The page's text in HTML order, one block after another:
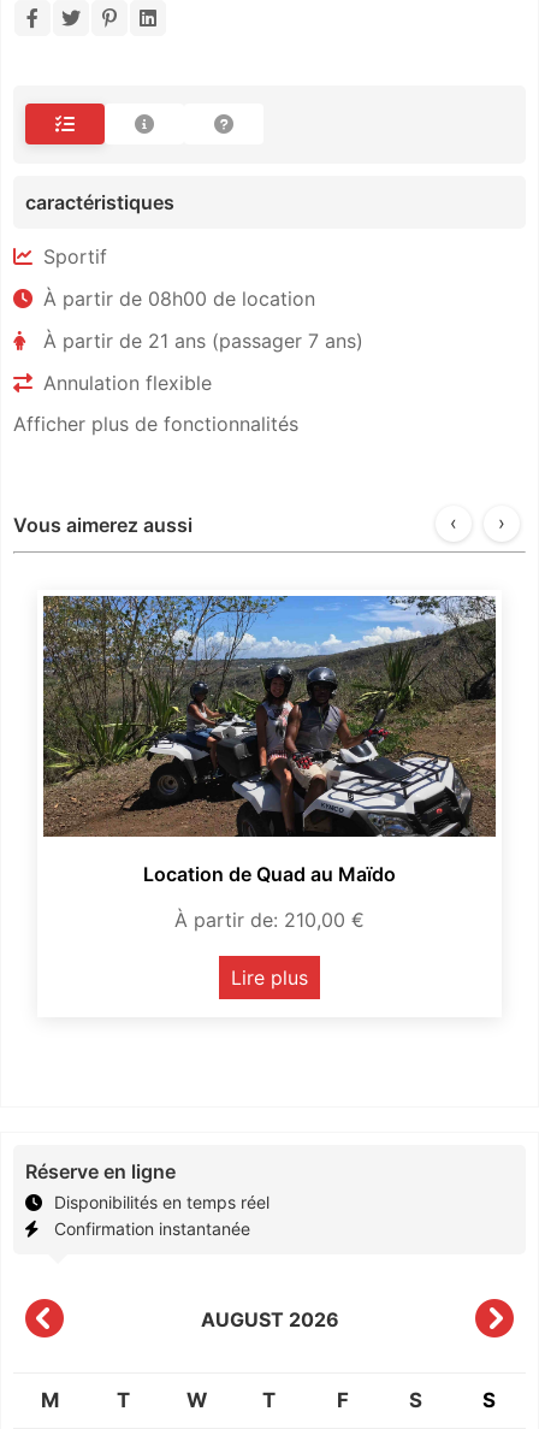
caractéristiques
Sportif
À partir de 08h00 de location
À partir de 21 ans (passager 7 ans)
Annulation flexible
Afficher plus de fonctionnalités
Vous aimerez aussi
Location de Quad au Maïdo
À partir de: 210,00 €
Lire plus
‹ ›
Réserve en ligne
Disponibilités en temps réel
Confirmation instantanée
AUGUST 2026
M T W T F S S